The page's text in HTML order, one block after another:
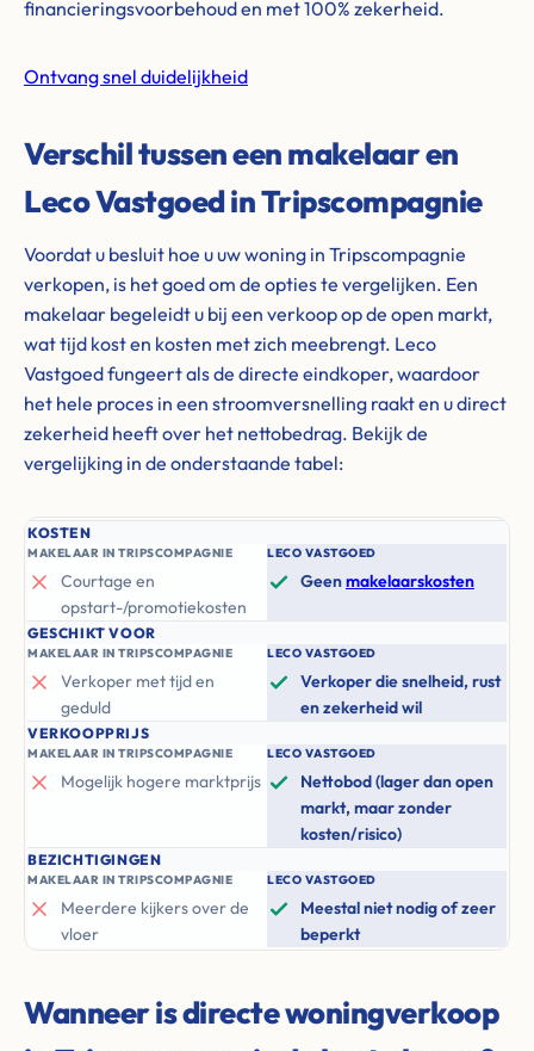
financieringsvoorbehoud en met 100% zekerheid.
Ontvang snel duidelijkheid
Verschil tussen een makelaar en
Leco Vastgoed in Tripscompagnie
Voordat u besluit hoe u uw woning in Tripscompagnie
verkopen, is het goed om de opties te vergelijken. Een
makelaar begeleidt u bij een verkoop op de open markt,
wat tijd kost en kosten met zich meebrengt. Leco
Vastgoed fungeert als de directe eindkoper, waardoor
het hele proces in een stroomversnelling raakt en u direct
zekerheid heeft over het nettobedrag. Bekijk de
vergelijking in de onderstaande tabel:
KOSTEN
MAKELAAR IN TRIPSCOMPAGNIE
Courtage en
opstart-/promotiekosten
LECO VASTGOED
Geenmakelaarskosten
GESCHIKT VOOR
MAKELAAR IN TRIPSCOMPAGNIE
Verkoper met tijd en
geduld
LECO VASTGOED
Verkoper die snelheid, rust
en zekerheid wil
VERKOOPPRIJS
MAKELAAR IN TRIPSCOMPAGNIE
Mogelijk hogere marktprijs
LECO VASTGOED
Nettobod (lager dan open
markt, maar zonder
kosten/risico)
BEZICHTIGINGEN
MAKELAAR IN TRIPSCOMPAGNIE
Meerdere kijkers over de
vloer
LECO VASTGOED
Meestal niet nodig of zeer
beperkt
Wanneer is directe woningverkoop